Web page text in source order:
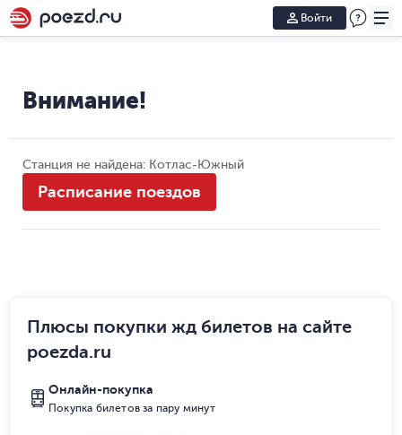
Войти
Внимание!
Станция не найдена: Котлас-Южный
Расписание поездов
Плюсы покупки жд билетов на сайте
poezda.ru
Онлайн-покупка
Покупка билетов за пару минут